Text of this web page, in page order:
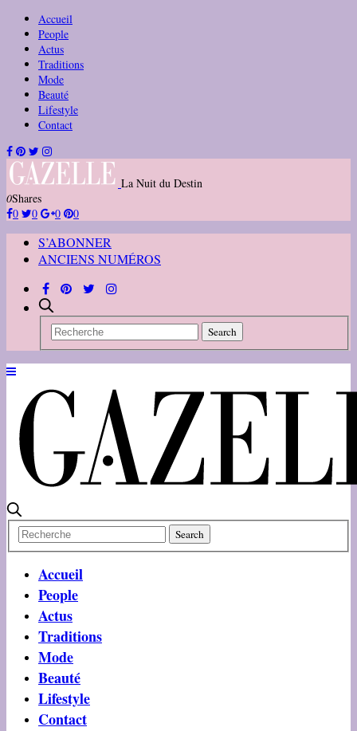
Accueil
People
Actus
Traditions
Mode
Beauté
Lifestyle
Contact
La Nuit du Destin
0Shares
0
0 0 0
S’ABONNER
ANCIENS NUMÉROS
Accueil
People
Actus
Traditions
Mode
Beauté
Lifestyle
Contact